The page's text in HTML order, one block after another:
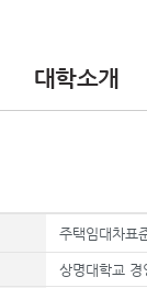
대학소개
•인사말
주택임대차표
상명대학교 경